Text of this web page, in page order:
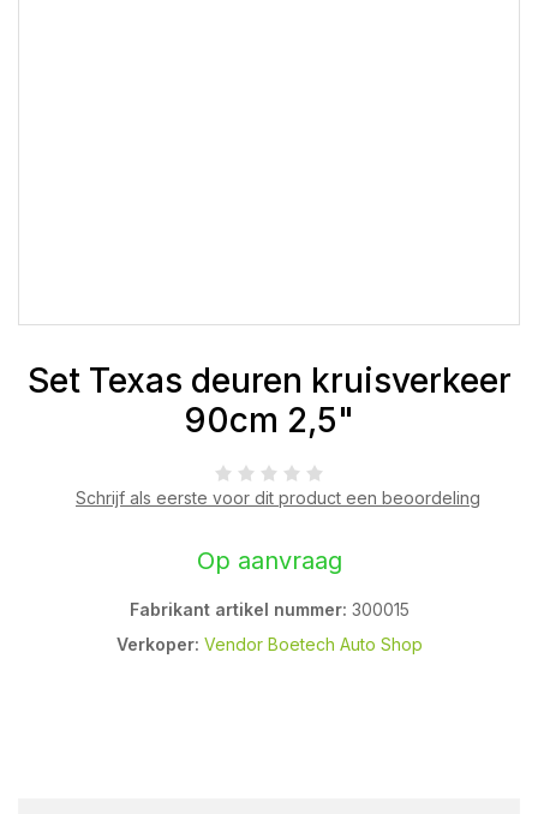
Set Texas deuren kruisverkeer
90cm 2,5"
Schrijf als eerste voor dit product een beoordeling
Op aanvraag
Fabrikant artikel nummer: 300015
Verkoper: Vendor Boetech Auto Shop